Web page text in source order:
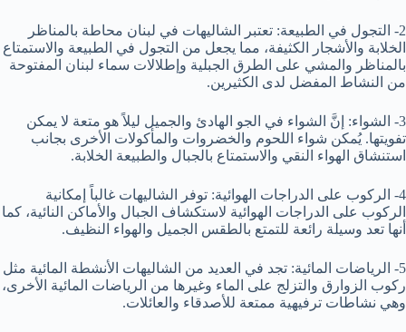
2- التجول في الطبيعة: تعتبر الشاليهات في لبنان محاطة بالمناظر
الخلابة والأشجار الكثيفة، مما يجعل من التجول في الطبيعة والاستمتاع
بالمناظر والمشي على الطرق الجبلية وإطلالات سماء لبنان المفتوحة
من النشاط المفضل لدى الكثيرين.
3- الشواء: إنَّ الشواء في الجو الهادئ والجميل ليلاً هو متعة لا يمكن
تفويتها. يُمكن شواء اللحوم والخضروات والمأكولات الأخرى بجانب
استنشاق الهواء النقي والاستمتاع بالجبال والطبيعة الخلابة.
4- الركوب على الدراجات الهوائية: توفر الشاليهات غالباً إمكانية
الركوب على الدراجات الهوائية لاستكشاف الجبال والأماكن النائية، كما
أنها تعد وسيلة رائعة للتمتع بالطقس الجميل والهواء النظيف.
5- الرياضات المائية: تجد في العديد من الشاليهات الأنشطة المائية مثل
ركوب الزوارق والتزلج على الماء وغيرها من الرياضات المائية الأخرى،
وهي نشاطات ترفيهية ممتعة للأصدقاء والعائلات.